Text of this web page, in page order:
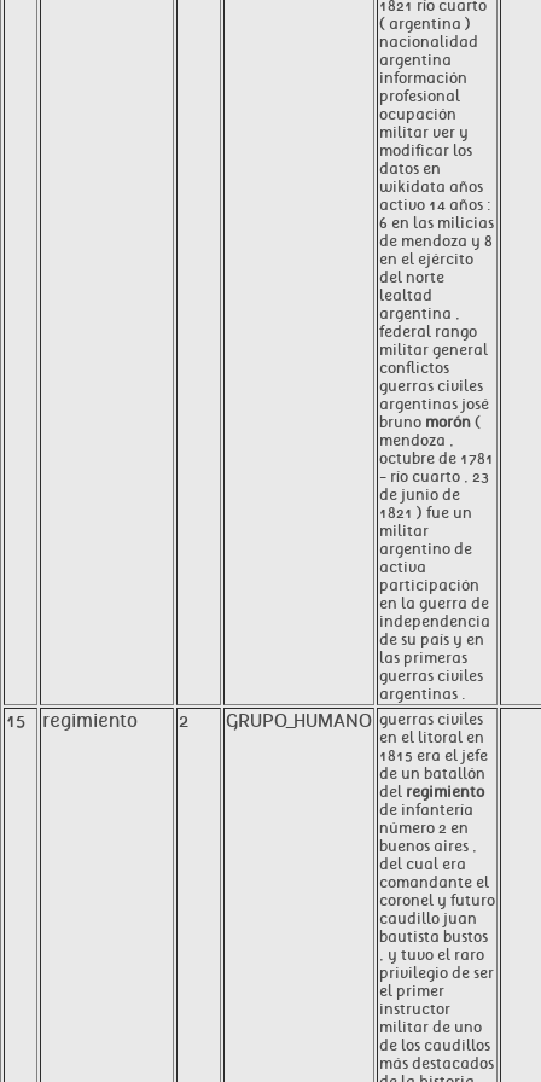
1821 río cuarto
( argentina )
nacionalidad
argentina
información
profesional
ocupación
militar ver y
modificar los
datos en
wikidata años
activo 14 años :
6 en las milicias
de mendoza y 8
en el ejército
del norte
lealtad
argentina ,
federal rango
militar general
conflictos
guerras civiles
argentinas josé
bruno morón (
mendoza ,
octubre de 1781
- río cuarto , 23
de junio de
1821 ) fue un
militar
argentino de
activa
participación
en la guerra de
independencia
de su país y en
las primeras
guerras civiles
argentinas .
15 regimiento 2 GRUPO_HUMANO guerras civiles
en el litoral en
1815 era el jefe
de un batallón
del regimiento
de infantería
número 2 en
buenos aires ,
del cual era
comandante el
coronel y futuro
caudillo juan
bautista bustos
, y tuvo el raro
privilegio de ser
el primer
instructor
militar de uno
de los caudillos
más destacados